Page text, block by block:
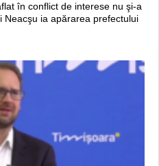
în conflict de interese nu şi-a
Neacşu ia apărarea prefectului